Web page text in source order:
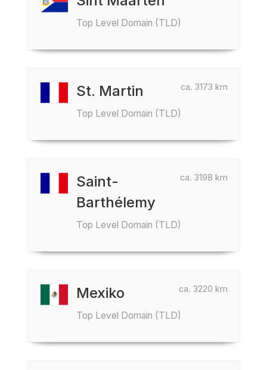
Top Level Domain (TLD)
ca. 3173 km
St. Martin
Top Level Domain (TLD)
ca. 3198 km
Saint-
Barthélemy
Top Level Domain (TLD)
ca. 3220 km
Mexiko
Top Level Domain (TLD)